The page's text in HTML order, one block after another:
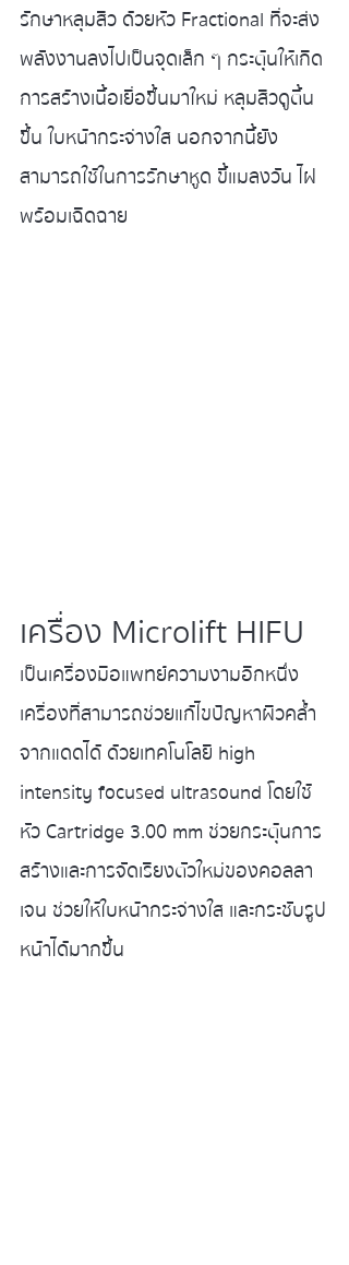
รักษาหลุมสิว ด้วยหัว Fractional ที่จะส่ง
พลังงานลงไปเป็นจุดเล็ก ๆ กระตุ้นให้เกิด
การสร้างเนื้อเยื่อขึ้นมาใหม่ หลุมสิวดูตื้น
ขึ้น ใบหน้ากระจ่างใส นอกจากนี้ยัง
สามารถใช้ในการรักษาหูด ขี้แมลงวัน ไฝ
พร้อมเฉิดฉาย
เครื่อง Microlift HIFU
เป็นเครื่องมือแพทย์ความงามอีกหนึ่ง
เครื่องที่สามารถช่วยแก้ไขปัญหาผิวคล้ำ
จากแดดได้ ด้วยเทคโนโลยี high
intensity focused ultrasound โดยใช้
หัว Cartridge 3.00 mm ช่วยกระตุ้นการ
สร้างและการจัดเรียงตัวใหม่ของคอลลา
เจน ช่วยให้ใบหน้ากระจ่างใส และกระชับรูป
หน้าได้มากขึ้น